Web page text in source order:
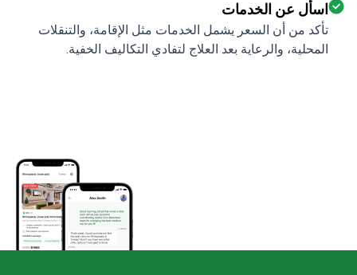
اسأل عن الخدمات
تأكد من أن السعر يشمل الخدمات مثل الإقامة، والتنقلات
المحلية، والرعاية بعد العلاج لتفادي التكاليف الخفية.